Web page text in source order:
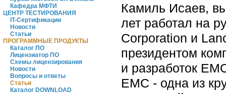
Кафедра МФТИ
ЦЕНТР ТЕСТИРОВАНИЯ
IT-Сертификации
Новости
Статьи
ПРОГРАММНЫЕ ПРОДУКТЫ
Каталог ПО
Лицензиатор ПО
Схемы лицензирования
Новости
Вопросы и ответы
Статьи
Каталог DOWNLOAD
Камиль Исаев,
лет работал на
Corporation и
президентом
и разработок
EMC - одна из